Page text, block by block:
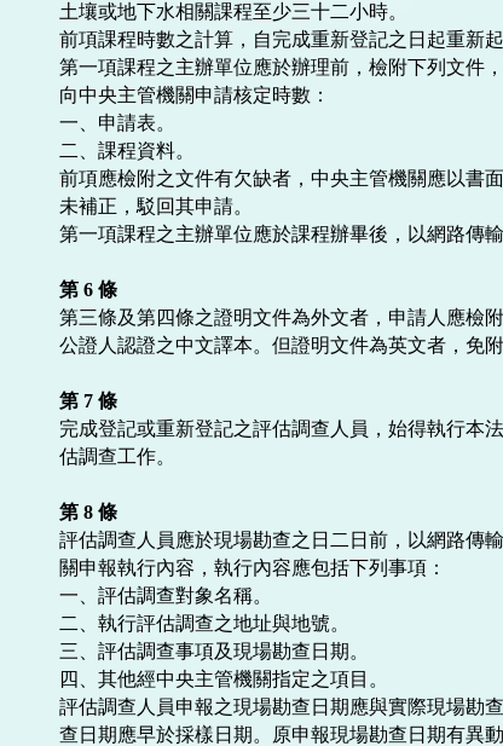
土壤或地下水相關課程至少三十二小時。
前項課程時數之計算，自完成重新登記之日起重新起
第一項課程之主辦單位應於辦理前，檢附下列文件
向中央主管機關申請核定時數：
一、申請表。
二、課程資料。
前項應檢附之文件有欠缺者，中央主管機關應以書
未補正，駁回其申請。
第一項課程之主辦單位應於課程辦畢後，以網路傳
第 6 條
第三條及第四條之證明文件為外文者，申請人應檢
公證人認證之中文譯本。但證明文件為英文者，免附
第 7 條
完成登記或重新登記之評估調查人員，始得執行本
估調查工作。
第 8 條
評估調查人員應於現場勘查之日二日前，以網路傳
關申報執行內容，執行內容應包括下列事項：
一、評估調查對象名稱。
二、執行評估調查之地址與地號。
三、評估調查事項及現場勘查日期。
四、其他經中央主管機關指定之項目。
評估調查人員申報之現場勘查日期應與實際現場勘
查日期應早於採樣日期。原申報現場勘查日期有異